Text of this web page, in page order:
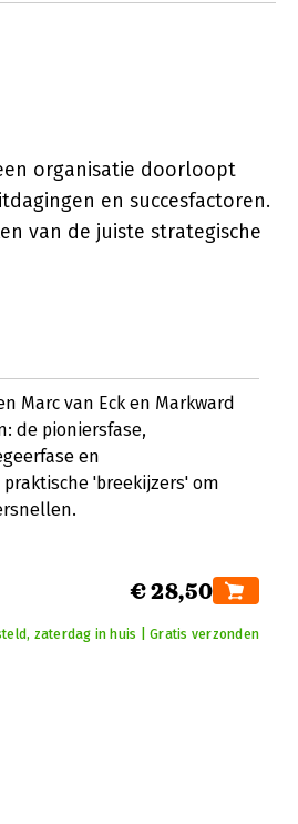
organisatie doorloopt
en succesfactoren.
van de juiste strategische
Marc van Eck en Markward
de pioniersfase,
en
'breekijzers' om
€ 28,50
zaterdag in huis | Gratis verzonden